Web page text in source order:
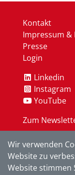
Kontakt
Impressum &
Presse
Login
Linkedin
Instagram
YouTube
Zum
Wir verwenden
Website zu
Website stimmen